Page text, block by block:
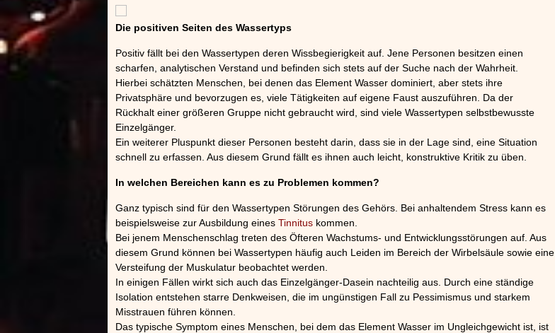
Die positiven Seiten des Wassertyps
Positiv fällt bei den Wassertypen deren Wissbegierigkeit auf. Jene Personen besitzen einen
scharfen, analytischen Verstand und befinden sich stets auf der Suche nach der Wahrheit.
Hierbei schätzten Menschen, bei denen das Element Wasser dominiert, aber stets ihre
Privatsphäre und bevorzugen es, viele Tätigkeiten auf eigene Faust auszuführen. Da der
Rückhalt einer größeren Gruppe nicht gebraucht wird, sind viele Wassertypen selbstbewusste
Einzelgänger.
Ein weiterer Pluspunkt dieser Personen besteht darin, dass sie in der Lage sind, eine Situation
schnell zu erfassen. Aus diesem Grund fällt es ihnen auch leicht, konstruktive Kritik zu üben.
In welchen Bereichen kann es zu Problemen kommen?
Ganz typisch sind für den Wassertypen Störungen des Gehörs. Bei anhaltendem Stress kann es
beispielsweise zur Ausbildung eines Tinnitus kommen.
Bei jenem Menschenschlag treten des Öfteren Wachstums- und Entwicklungsstörungen auf. Aus
diesem Grund können bei Wassertypen häufig auch Leiden im Bereich der Wirbelsäule sowie eine
Versteifung der Muskulatur beobachtet werden.
In einigen Fällen wirkt sich auch das Einzelgänger-Dasein nachteilig aus. Durch eine ständige
Isolation entstehen starre Denkweisen, die im ungünstigen Fall zu Pessimismus und starkem
Misstrauen führen können.
Das typische Symptom eines Menschen, bei dem das Element Wasser im Ungleichgewicht ist, ist